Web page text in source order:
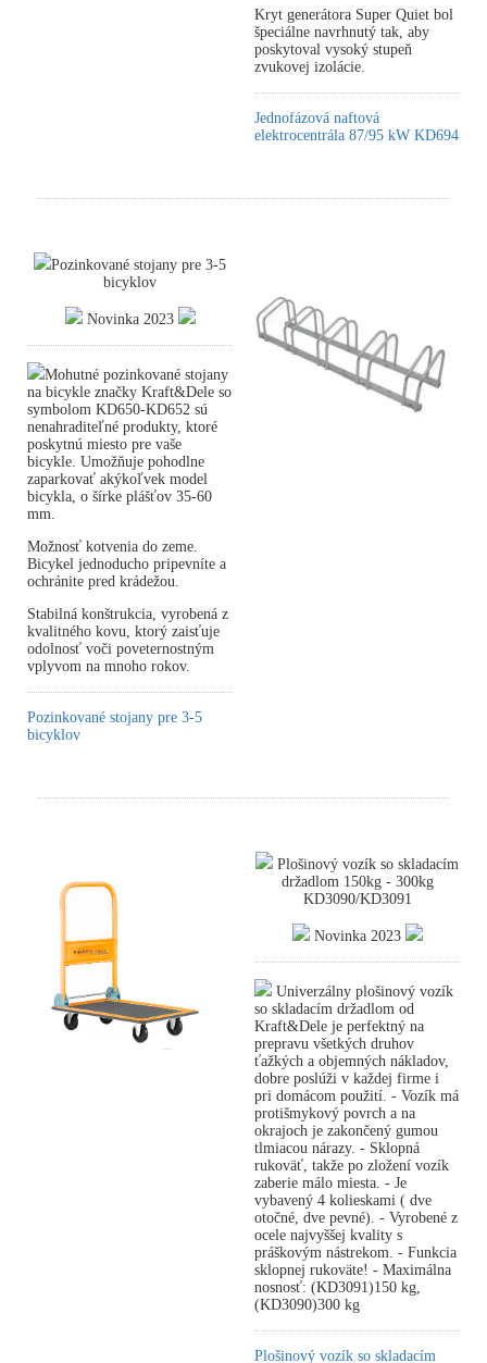
Kryt generátora Super Quiet bol
špeciálne navrhnutý tak, aby
poskytoval vysoký stupeň
zvukovej izolácie.
Jednofázová naftová
elektrocentrála 87/95 kW KD694
Pozinkované stojany pre 3-5
bicyklov
Novinka 2023
Mohutné pozinkované stojany
na bicykle značky Kraft&Dele so
symbolom KD650-KD652 sú
nenahraditeľné produkty, ktoré
poskytnú miesto pre vaše
bicykle. Umožňuje pohodlne
zaparkovať akýkoľvek model
bicykla, o šírke plášťov 35-60
mm.
Možnosť kotvenia do zeme.
Bicykel jednoducho pripevníte a
ochránite pred krádežou.
Stabilná konštrukcia, vyrobená z
kvalitného kovu, ktorý zaisťuje
odolnosť voči poveternostným
vplyvom na mnoho rokov.
Pozinkované stojany pre 3-5
bicyklov
Plošinový vozík so skladacím
držadlom 150kg - 300kg
KD3090/KD3091
Novinka 2023
Univerzálny plošinový vozík
so skladacím držadlom od
Kraft&Dele je perfektný na
prepravu všetkých druhov
ťažkých a objemných nákladov,
dobre poslúži v každej firme i
pri domácom použití. - Vozík má
protišmykový povrch a na
okrajoch je zakončený gumou
tlmiacou nárazy. - Sklopná
rukoväť, takže po zložení vozík
zaberie málo miesta. - Je
vybavený 4 kolieskami ( dve
otočné, dve pevné). - Vyrobené z
ocele najvyššej kvality s
práškovým nástrekom. - Funkcia
sklopnej rukoväte! - Maximálna
nosnosť: (KD3091)150 kg,
(KD3090)300 kg
Plošinový vozík so skladacím